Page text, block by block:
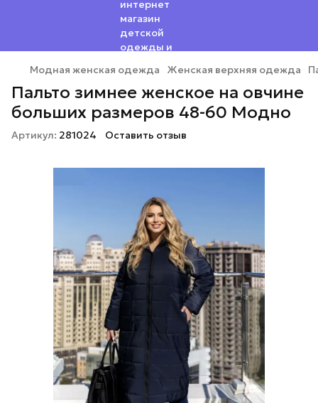
Модная женская одежда Женская верхняя одежда
Пальто зимнее женское на овчине
больших размеров 48-60 Модно
Артикул: 281024 Оставить отзыв